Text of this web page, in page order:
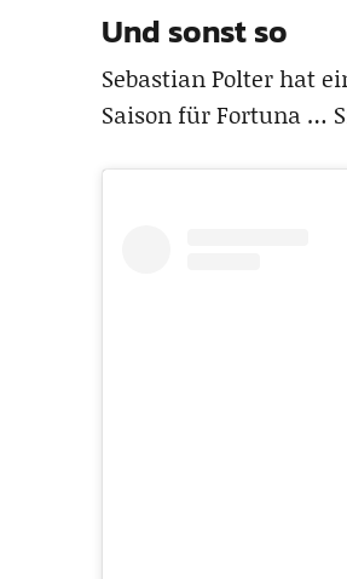
Und sonst so
Sebastian Polter hat
Saison für Fortuna …